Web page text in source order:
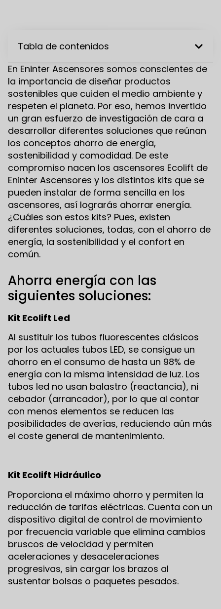
Tabla de contenidos
En Eninter Ascensores somos conscientes de
la importancia de diseñar productos
sostenibles que cuiden el medio ambiente y
respeten el planeta. Por eso, hemos invertido
un gran esfuerzo de investigación de cara a
desarrollar diferentes soluciones que reúnan
los conceptos ahorro de energía,
sostenibilidad y comodidad. De este
compromiso nacen los ascensores Ecolift de
Eninter Ascensores y los distintos kits que se
pueden instalar de forma sencilla en los
ascensores, así lograrás ahorrar energía.
¿Cuáles son estos kits? Pues, existen
diferentes soluciones, todas, con el ahorro de
energía, la sostenibilidad y el confort en
común.
Ahorra energía con las
siguientes soluciones:
Kit Ecolift Led
Al sustituir los tubos fluorescentes clásicos
por los actuales tubos LED, se consigue un
ahorro en el consumo de hasta un 98% de
energía con la misma intensidad de luz. Los
tubos led no usan balastro (reactancia), ni
cebador (arrancador), por lo que al contar
con menos elementos se reducen las
posibilidades de averías, reduciendo aún más
el coste general de mantenimiento.
Kit Ecolift Hidráulico
Proporciona el máximo ahorro y permiten la
reducción de tarifas eléctricas. Cuenta con un
dispositivo digital de control de movimiento
por frecuencia variable que elimina cambios
bruscos de velocidad y permiten
aceleraciones y desaceleraciones
progresivas, sin cargar los brazos al
sustentar bolsas o paquetes pesados.